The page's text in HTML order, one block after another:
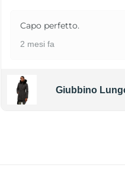
Capo perfetto.
2 mesi fa
Giubbino